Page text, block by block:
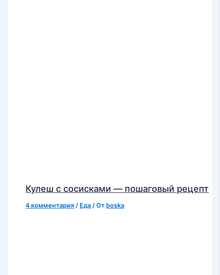
Кулеш с сосисками — пошаговый рецепт
4 комментария / Еда / От boska